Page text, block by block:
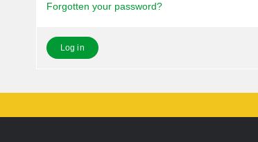
Forgotten your password?
Log in